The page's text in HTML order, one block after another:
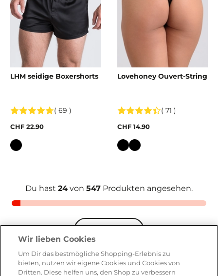
LHM seidige Boxershorts
( 69 )
CHF 22.90
Farbe
Lovehoney Ouvert-String
( 71 )
CHF 14.90
Farbe
Du hast 24 von 547 Produkten angesehen.
Wir lieben Cookies
Um Dir das bestmögliche Shopping-Erlebnis zu
bieten, nutzen wir eigene Cookies und Cookies von
Dritten. Diese helfen uns, den Shop zu verbessern